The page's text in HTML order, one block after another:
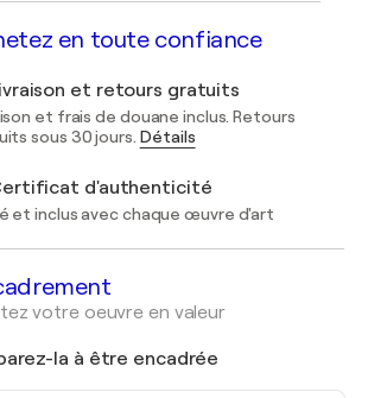
en toute confiance
et retours gratuits
et frais de douane inclus. Retours
sous 30 jours. Détails
d'authenticité
et inclus avec chaque œuvre d'art
votre oeuvre en valeur
la à être encadrée